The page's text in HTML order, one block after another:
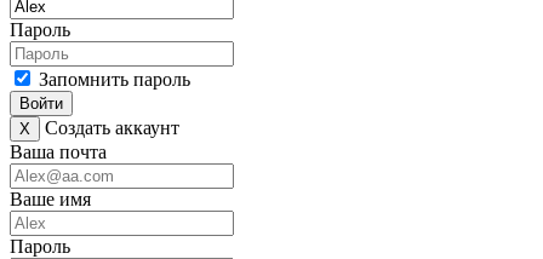
Пароль
Запомнить пароль
Войти
X
Создать аккаунт
Ваша почта
Ваше имя
Пароль